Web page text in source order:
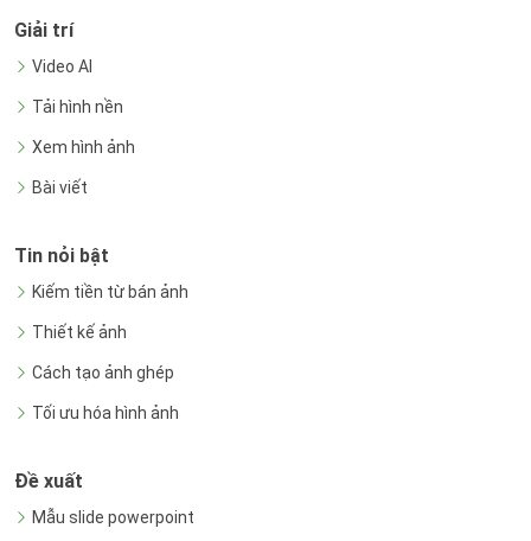
Giải trí
Video AI
Tải hình nền
Xem hình ảnh
Bài viết
Tin nỏi bật
Kiếm tiền từ bán ảnh
Thiết kế ảnh
Cách tạo ảnh ghép
Tối ưu hóa hình ảnh
Đề xuất
Mẫu slide powerpoint